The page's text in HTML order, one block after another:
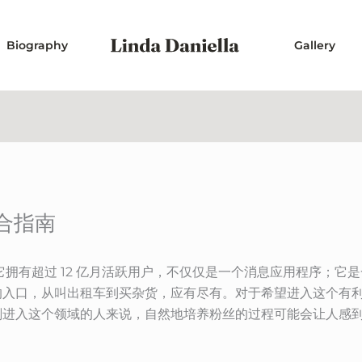
Biography Gallery
指南
有超过 12 亿月活跃用户，不仅仅是一个消息应用程序；它
口，从叫出租车到买杂货，应有尽有。对于希望进入这个有
入这个领域的人来说，自然地培养粉丝的过程可能会让人感